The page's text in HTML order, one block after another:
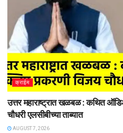
क्राईम
उत्तर महाराष्ट्रात खळबळ : कथित
चौधरी एलसीबीच्या ताब्यात
AUGUST 7, 2026